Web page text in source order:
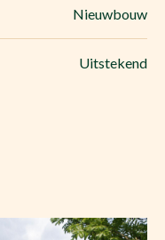
Nieuwbouw
Uitstekend